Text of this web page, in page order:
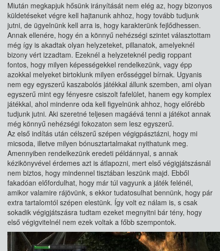
Miután megkapjuk hősünk irányítását nem elég az, hogy bizonyos
küldetéseket végre kell hajtanunk ahhoz, hogy tovább tudjunk
jutni, de ügyelnünk kell arra is, hogy karakterünk fejlődhessen.
Annak ellenére, hogy én a könnyű nehézségi szintet választottam
még így is akadtak olyan helyzeteket, pillanatok, amelyeknél
bizony vért izzadtam. Ezeknél a helyzeteknél pedig roppant
fontos, hogy milyen képességekkel rendelkezünk, vagy épp
azokkal melyeket birtoklunk milyen erősséggel bírnak. Ugyanis
nem egy egyszerű kaszabolós játékkal állunk szemben, ami olyan
egyszerű mint egy fényesre csiszolt fafelület, hanem egy komplex
játékkal, ahol mindenre oda kell figyelnünk ahhoz, hogy előrébb
tudjunk jutni. Aki szeretné teljesen magáévá tenni a játékot annak
még könnyű nehézségi fokozaton sem lesz egyszerű.
Az első indítás után célszerű szépen végigpásztázni, hogy mi
micsoda, illetve milyen bónusztartalmakat nyithatunk meg.
Amennyiben rendelkezünk eredeti példánnyal, s annak
kézikönyvével érdemes azt is átlapozni, mert első végigjátszásnál
nem biztos, hogy mindennel tisztában leszünk majd. Ebből
fakadóan előfordulhat, hogy már túl vagyunk a játék felénél,
amikor valamire rájövünk, s ekkor tudatosulhat bennünk, hogy pár
extra tartalomtól szépen elestünk. Így volt ez nálam is, s csak
sokadik végigjátszásra tudtam ezeket megnyitni bár tény, hogy
első végigvitelnél nem ezek voltak a főbb szempontok.